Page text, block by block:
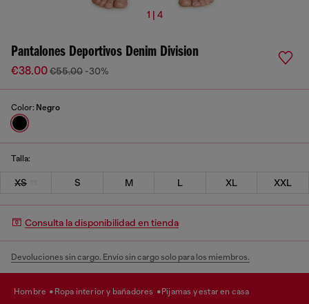
1 | 4
Pantalones Deportivos Denim Division
€38.00€55.00 -30%
Color: Negro
Talla:
XS S M L XL XXL
Consulta la disponibilidad en tienda
Devoluciones sin cargo. Envío sin cargo solo para los miembros.
hombre ropa interior y bañadores pijamas y estar en casa